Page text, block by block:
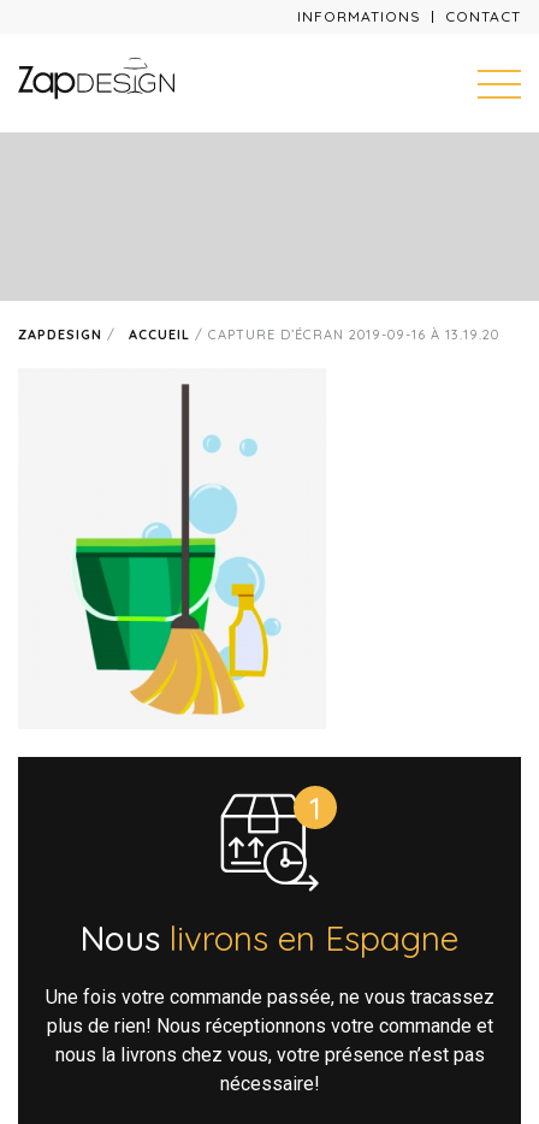
INFORMATIONS CONTACT
ZAPDESIGN / ACCUEIL / CAPTURE D’ÉCRAN 2019-09-16 À 13.19.20
Nous livrons en Espagne
Une fois votre commande passée, ne vous tracassez
plus de rien! Nous réceptionnons votre commande et
nous la livrons chez vous, votre présence n’est pas
nécessaire!